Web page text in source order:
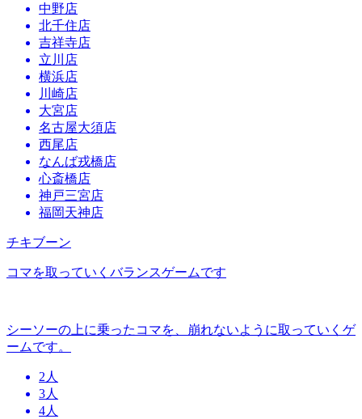
中野店
北千住店
吉祥寺店
立川店
横浜店
川崎店
大宮店
名古屋大須店
西尾店
なんば戎橋店
心斎橋店
神戸三宮店
福岡天神店
チキブーン
コマを取っていくバランスゲームです
シーソーの上に乗ったコマを、崩れないように取っていくゲ
ームです。
2人
3人
4人